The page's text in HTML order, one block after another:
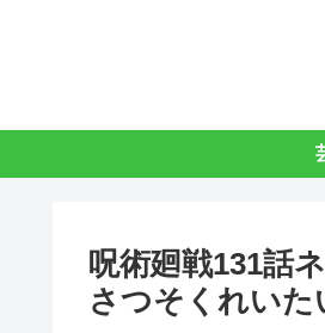
呪術廻戦131話
さつそくれいた